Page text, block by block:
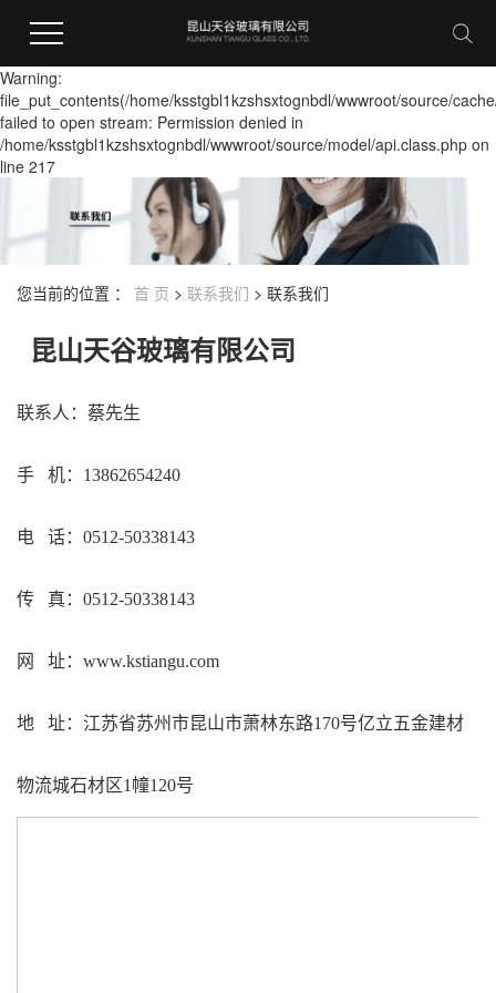
Warning:
file_put_contents(/home/ksstgbl1kzshsxtognbdl/wwwroot/source/
failed to open stream: Permission denied in
/home/ksstgbl1kzshsxtognbdl/wwwroot/source/model/api.class.php on
line 217
您当前的位置 ： 首 页 > 联系我们 > 联系我们
昆山天谷玻璃有限公司
联系人：蔡先生
手 机：13862654240
电 话：0512-50338143
传 真：0512-50338143
网 址：www.kstiangu.com
地 址：江苏省苏州市昆山市萧林东路170号亿立五金建材
物流城石材区1幢120号